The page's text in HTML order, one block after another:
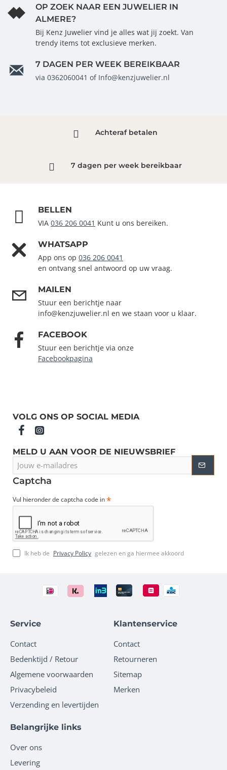
OP ZOEK NAAR EEN JUWELIER IN
ALMERE?
Bij Kenz Juwelier vind je alles wat jij zoekt. Van
trendy items tot exclusieve merken.
7 DAGEN PER WEEK BEREIKBAAR
via 0362060041 of Info@kenzjuwelier.nl
Achteraf betalen
7 dagen per week bereikbaar
BELLEN
VIA 036 206 0041 Kunt u ons bereiken.
WHATSAPP
App ons op 036 206 0041
en ontvang snel antwoord op uw vraag.
MAILEN
Stuur een berichtje naar
info@kenzjuwelier.nl en we staan voor u klaar.
FACEBOOK
Stuur een berichtje via onze
Facebookpagina
VOLG ONS OP SOCIAL MEDIA
MELD U AAN VOOR DE NIEUWSBRIEF
e-
mailadres
Captcha
Vul hieronder de captcha code in
Ik heb de Privacy Policy gelezen en ga hiermee akkoord
Service
Contact
Bedenktijd / Retour
Algemene voorwaarden
Privacybeleid
Verzending en levertijden
Klantenservice
Contact
Retourneren
Sitemap
Merken
Belangrijke links
Over ons
Levering